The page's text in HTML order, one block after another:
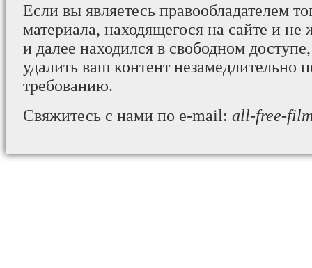
Если вы являетесь правообладателем
материала, находящегося на сайте и не
и далее находился в свободном
удалить ваш контент незамедлительно
требованию.
Свяжитесь с нами по e-mail: all-free-